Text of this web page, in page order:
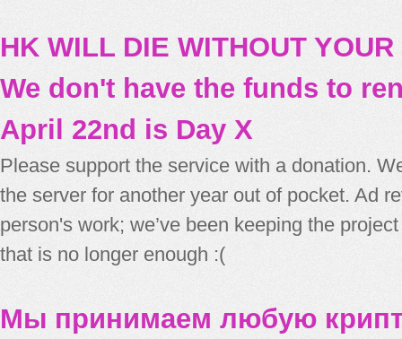
HK WILL DIE WITHOUT
We don't have the funds to
April 22nd is Day X
Please support the service with a donation.
the server for another year out of pocket. Ad
person's work; we’ve been keeping the
that is no longer enough :(
Мы принимаем любую